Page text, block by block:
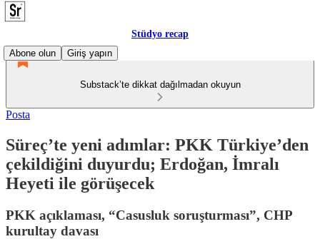
Stüdyo recap
Abone olun
Giriş yapın
Substack’te dikkat dağılmadan okuyun
Posta
Süreç’te yeni adımlar: PKK Türkiye’den
çekildiğini duyurdu; Erdoğan, İmralı
Heyeti ile görüşecek
PKK açıklaması, “Casusluk soruşturması”, CHP
kurultay davası